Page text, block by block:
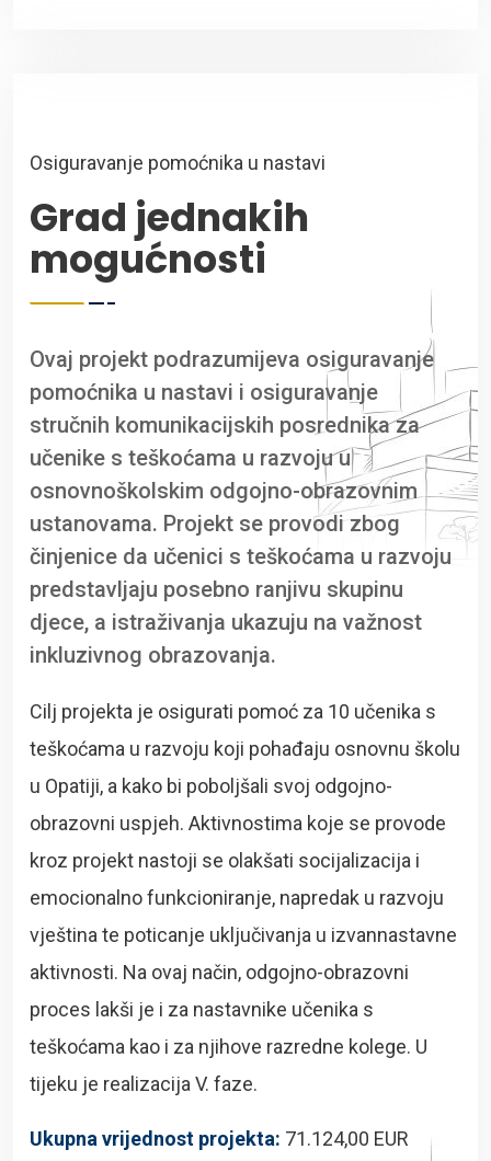
Osiguravanje pomoćnika u nastavi
Grad jednakih
mogućnosti
Ovaj projekt podrazumijeva osiguravanje
pomoćnika u nastavi i osiguravanje
stručnih komunikacijskih posrednika za
učenike s teškoćama u razvoju u
osnovnoškolskim odgojno-obrazovnim
ustanovama. Projekt se provodi zbog
činjenice da učenici s teškoćama u razvoju
predstavljaju posebno ranjivu skupinu
djece, a istraživanja ukazuju na važnost
inkluzivnog obrazovanja.
Cilj projekta je osigurati pomoć za 10 učenika s
teškoćama u razvoju koji pohađaju osnovnu školu
u Opatiji, a kako bi poboljšali svoj odgojno-
obrazovni uspjeh. Aktivnostima koje se provode
kroz projekt nastoji se olakšati socijalizacija i
emocionalno funkcioniranje, napredak u razvoju
vještina te poticanje uključivanja u izvannastavne
aktivnosti. Na ovaj način, odgojno-obrazovni
proces lakši je i za nastavnike učenika s
teškoćama kao i za njihove razredne kolege. U
tijeku je realizacija V. faze.
Ukupna vrijednost projekta: 71.124,00 EUR